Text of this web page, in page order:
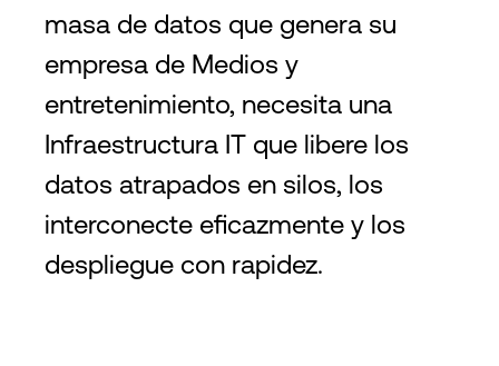
masa de datos que genera su
empresa de Medios y
entretenimiento, necesita una
Infraestructura IT que libere los
datos atrapados en silos, los
interconecte eficazmente y los
despliegue con rapidez.